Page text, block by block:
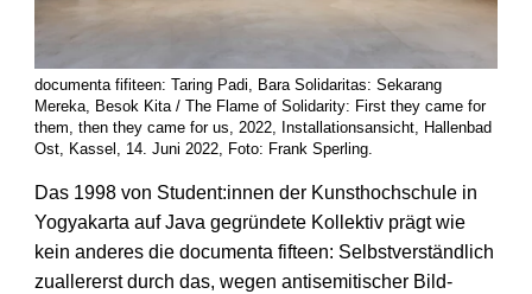
documenta fifiteen: Taring Padi, Bara Solidaritas: Sekarang
Mereka, Besok Kita / The Flame of Solidarity: First they came for
them, then they came for us, 2022, Installationsansicht, Hallenbad
Ost, Kassel, 14. Juni 2022, Foto: Frank Sperling.
Das 1998 von Student:innen der Kunst­hochschule in
Yogya­karta auf Java gegründete Kollektiv prägt wie
kein anderes die documenta fifteen: Selbst­verständlich
zuallererst durch das, wegen anti­semitischer Bild­